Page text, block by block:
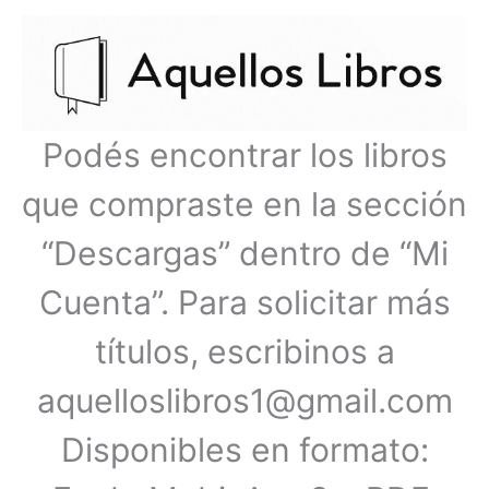
Podés encontrar los libros
que compraste en la sección
“Descargas” dentro de “Mi
Cuenta”. Para solicitar más
títulos, escribinos a
aquelloslibros1@gmail.com
Disponibles en formato:
principal